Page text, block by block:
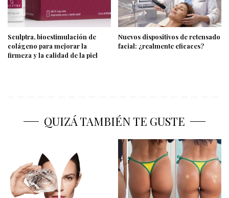
Sculptra, bioestimulación de
colágeno para mejorar la
firmeza y la calidad de la piel
Nuevos dispositivos de retensado
facial: ¿realmente eficaces?
QUIZÁ TAMBIÉN TE GUSTE